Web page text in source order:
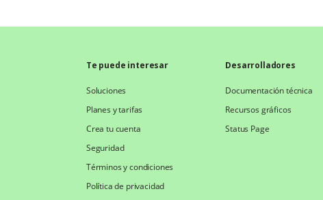
Te puede interesar
Soluciones
Planes y tarifas
Crea tu cuenta
Seguridad
Términos y condiciones
Política de privacidad
Desarrolladores
Documentación técnica
Recursos gráficos
Status Page